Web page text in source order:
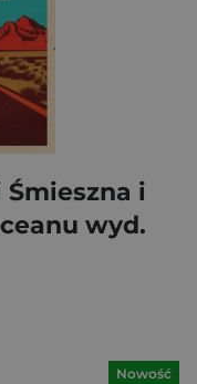
i
wyd.
Nowość